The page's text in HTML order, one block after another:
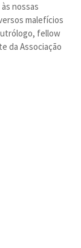
nossas
malefícios
fellow
da Associação